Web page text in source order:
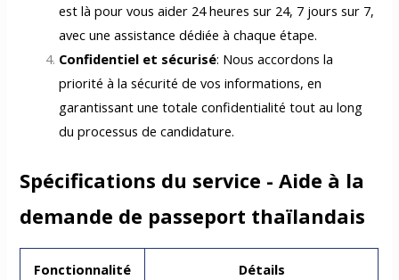
est là pour vous aider 24 heures sur 24, 7 jours sur 7,
avec une assistance dédiée à chaque étape.
Confidentiel et sécurisé: Nous accordons la
priorité à la sécurité de vos informations, en
garantissant une totale confidentialité tout au long
du processus de candidature.
Spécifications du service - Aide à la
demande de passeport thaïlandais
Fonctionnalité Détails